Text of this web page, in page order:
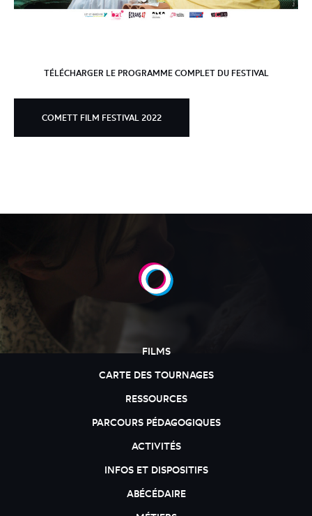
TÉLÉCHARGER LE PROGRAMME COMPLET DU FESTIVAL
COMETT FILM FESTIVAL 2022
FILMS
CARTE DES TOURNAGES
RESSOURCES
PARCOURS PÉDAGOGIQUES
ACTIVITÉS
INFOS ET DISPOSITIFS
ABÉCÉDAIRE